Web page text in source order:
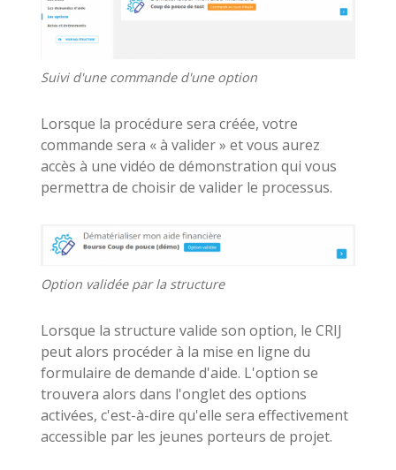
Suivi d'une commande d'une option
Lorsque la procédure sera créée, votre
commande sera « à valider » et vous aurez
accès à une vidéo de démonstration qui vous
permettra de choisir de valider le processus.
Option validée par la structure
Lorsque la structure valide son option, le CRIJ
peut alors procéder à la mise en ligne du
formulaire de demande d'aide. L'option se
trouvera alors dans l'onglet des options
activées, c'est-à-dire qu'elle sera effectivement
accessible par les jeunes porteurs de projet.